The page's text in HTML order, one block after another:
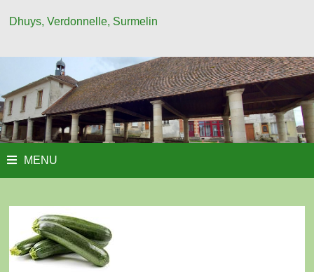
Dhuys, Verdonnelle, Surmelin
MENU